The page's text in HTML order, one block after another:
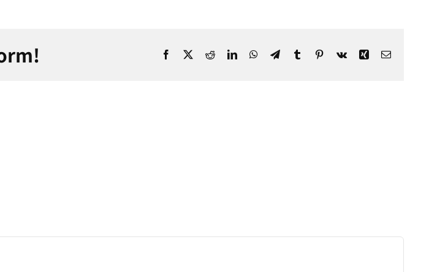
Facebook
X RedditLinkedInWhatsApp
TelegramTumblrPinterest
Vk Xing Email